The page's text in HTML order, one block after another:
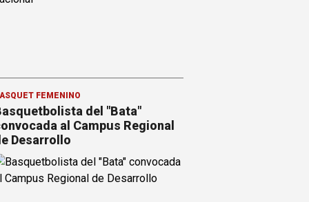
FEMENINO
del "Bata"
al Campus Regional
Desarrollo